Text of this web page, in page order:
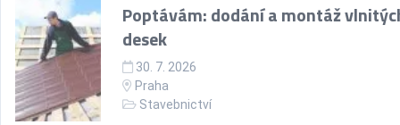
Poptávám: dodání a montáž
desek
30. 7. 2026
Praha
Stavebnictví